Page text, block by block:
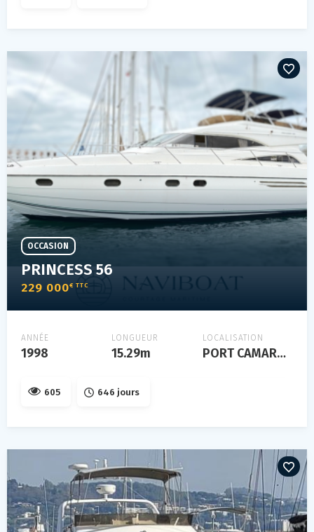
PRINCESS 56
229 000€ TTC
OCCASION
ANNÉE
1998
LONGUEUR
15.29m
LOCALISATION
PORT CAMARGUE
605 646 jours